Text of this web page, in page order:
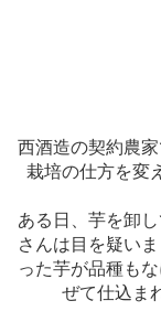
西酒造の契約農
栽培の仕方を変
ある日、芋を卸
さんは目を疑い
った芋が品種も
ぜて仕込ま